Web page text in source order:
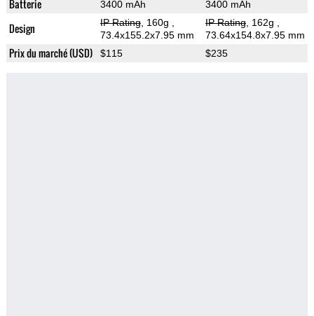
Batterie 3400 mAh 3400 mAh
Design IP Rating, 160g
73.4x155.2x7.95 mm
IP Rating, 162g
73.64x154.8x7.95 mm
Prix du marché (USD) $115 $235